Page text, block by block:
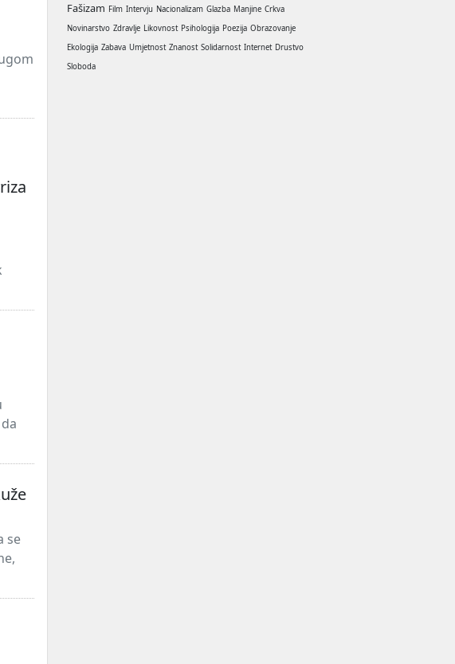
se
Fašizam Film Intervju Nacionalizam Glazba Manjine Crkva
Novinarstvo Zdravlje Likovnost Psihologija Poezija Obrazovanje
Ekologija Zabava Umjetnost Znanost Solidarnost Internet Drustvo
Sloboda